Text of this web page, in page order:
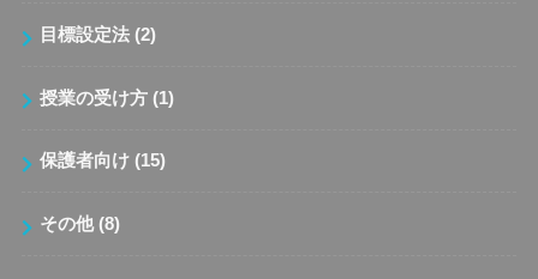
目標設定法 (2)
授業の受け方 (1)
保護者向け (15)
その他 (8)